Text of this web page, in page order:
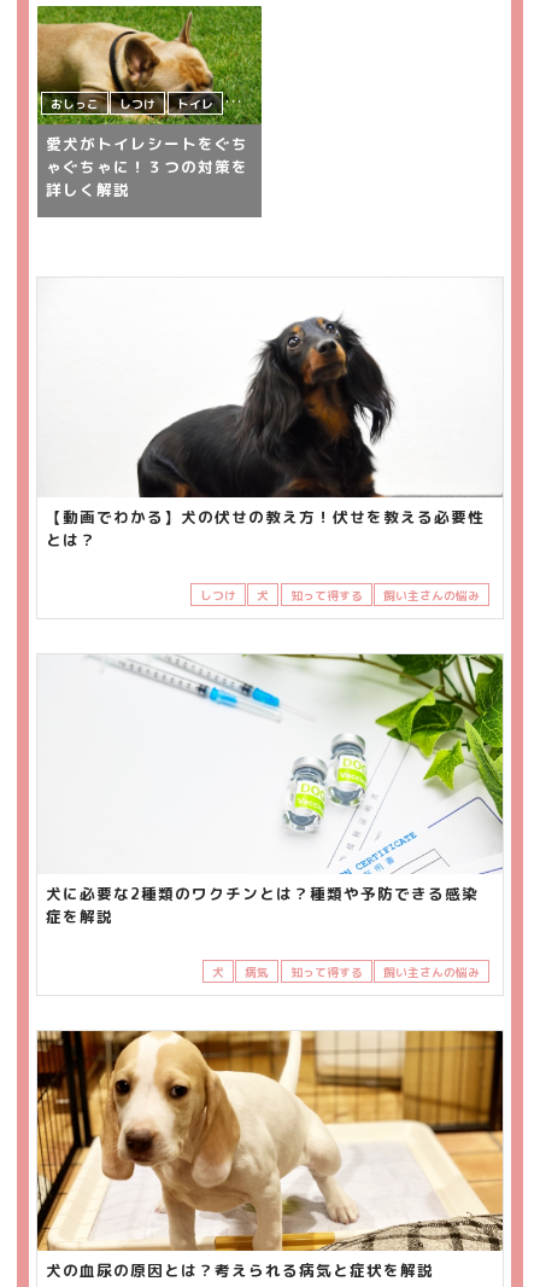
愛犬がトイレシートをぐち
ゃぐちゃに！３つの対策を
詳しく解説
おしっこ しつけ トイレ 犬
【動画でわかる】犬の伏せの教え方！伏せを教える必要性
とは？
しつけ 犬 知って得する 飼い主さんの悩み
犬に必要な2種類のワクチンとは？種類や予防できる感染
症を解説
犬 病気 知って得する 飼い主さんの悩み
犬の血尿の原因とは？考えられる病気と症状を解説